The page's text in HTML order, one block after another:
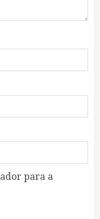
para a